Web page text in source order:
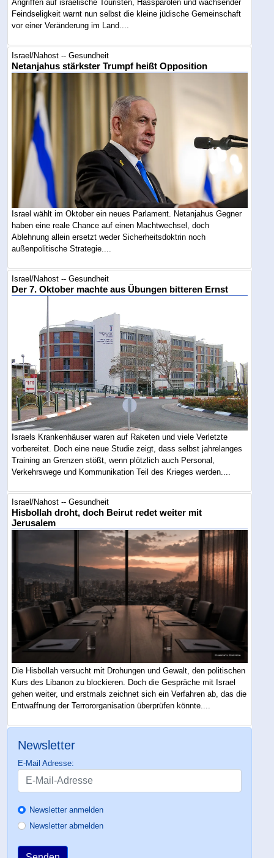
Angriffen auf israelische Touristen, Hassparolen und wachsender
Feindseligkeit warnt nun selbst die kleine jüdische Gemeinschaft
vor einer Veränderung im Land....
Israel/Nahost -- Gesundheit
Netanjahus stärkster Trumpf heißt Opposition
Israel wählt im Oktober ein neues Parlament. Netanjahus Gegner
haben eine reale Chance auf einen Machtwechsel, doch
Ablehnung allein ersetzt weder Sicherheitsdoktrin noch
außenpolitische Strategie....
Israel/Nahost -- Gesundheit
Der 7. Oktober machte aus Übungen bitteren Ernst
Israels Krankenhäuser waren auf Raketen und viele Verletzte
vorbereitet. Doch eine neue Studie zeigt, dass selbst jahrelanges
Training an Grenzen stößt, wenn plötzlich auch Personal,
Verkehrswege und Kommunikation Teil des Krieges werden....
Israel/Nahost -- Gesundheit
Hisbollah droht, doch Beirut redet weiter mit
Jerusalem
Die Hisbollah versucht mit Drohungen und Gewalt, den politischen
Kurs des Libanon zu blockieren. Doch die Gespräche mit Israel
gehen weiter, und erstmals zeichnet sich ein Verfahren ab, das die
Entwaffnung der Terrororganisation überprüfen könnte....
Newsletter
E-Mail Adresse:
Newsletter anmelden
Newsletter abmelden